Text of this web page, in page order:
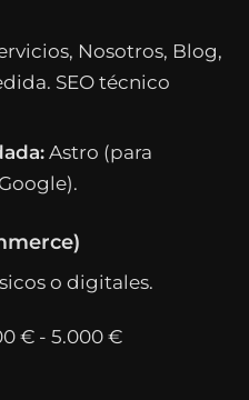
Nosotros, Blog,
SEO técnico
Astro (para
o digitales.
€ - 5.000 €